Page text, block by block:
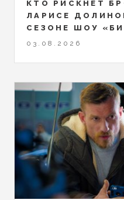
КТО РИСКНЁТ
ЛАРИСЕ
СЕЗОНЕ ШОУ
03.08.2026